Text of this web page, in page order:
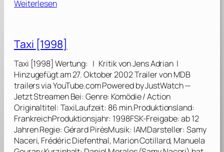
Weiterlesen:
Y
o
r
k
T
a
x
i
[
2
Taxi [1998]
Taxi [1998] Wertung: | Kritik von Jens Adrian |
Hinzugefügt am 27. Oktober 2002 Trailer von MDB
trailers via YouTube.com Powered by JustWatch —
Jetzt Streamen Bei: Genre: Komödie / Action
Originaltitel: TaxiLaufzeit: 86 min.Produktionsland:
FrankreichProduktionsjahr: 1998FSK-Freigabe: ab 12
Jahren Regie: Gérard PirèsMusik: IAMDarsteller: Samy
Naceri, Frédéric Diefenthal, Marion Cotillard, Manuela